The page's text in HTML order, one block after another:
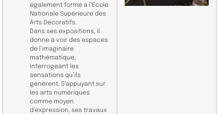
également formé à l’École
Nationale Supérieure des
Arts Décoratifs.
Dans ses expositions, il
donne à voir des espaces
de l’imaginaire
mathématique,
interrogeant les
sensations qu’ils
génèrent. S’appuyant sur
les arts numériques
comme moyen
d’expression, ses travaux